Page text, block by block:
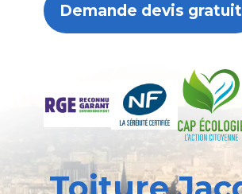
Demande devis gratuit